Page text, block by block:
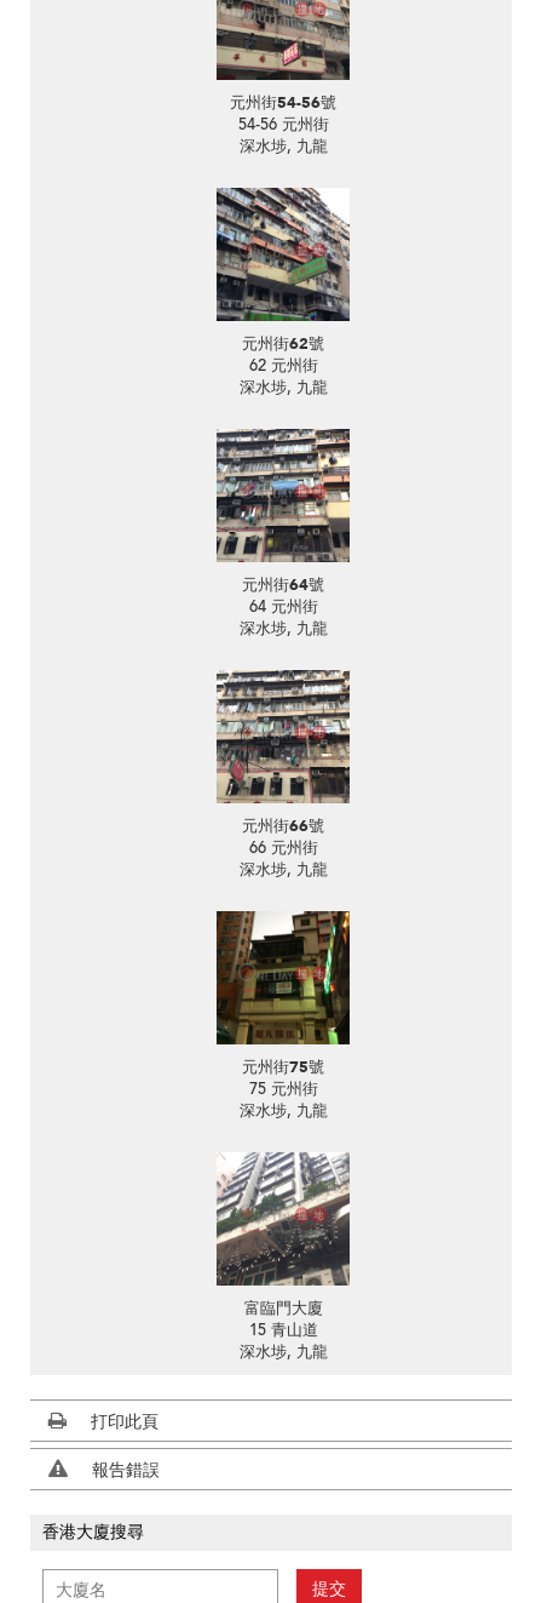
元州街54-56號
54-56 元州街
深水埗, 九龍
元州街62號
62 元州街
深水埗, 九龍
元州街64號
64 元州街
深水埗, 九龍
元州街66號
66 元州街
深水埗, 九龍
元州街75號
75 元州街
深水埗, 九龍
富臨門大廈
15 青山道
深水埗, 九龍
打印此頁
報告錯誤
香港大廈搜尋
提交